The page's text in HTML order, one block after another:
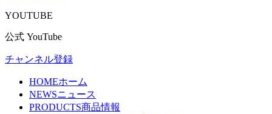
YOUTUBE
公式 YouTube
チャンネル登録
HOMEホーム
NEWSニュース
PRODUCTS商品情報